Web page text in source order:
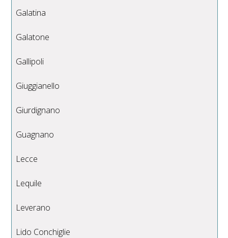
Galatina
Galatone
Gallipoli
Giuggianello
Giurdignano
Guagnano
Lecce
Lequile
Leverano
Lido Conchiglie